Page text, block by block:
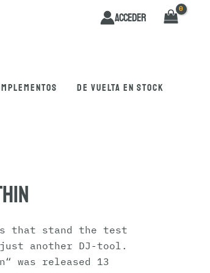
Acceder
De vuelta en stock
that stand the test
another DJ-tool.
was released 13